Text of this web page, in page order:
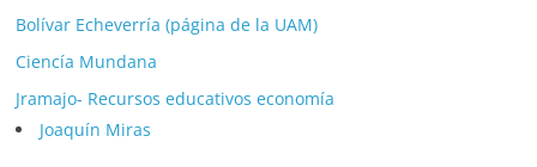
Bolívar Echeverría (página de la UAM)
Ciencía Mundana
Jramajo- Recursos educativos economía
Joaquín Miras